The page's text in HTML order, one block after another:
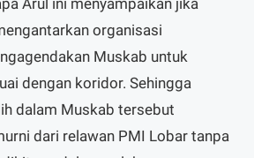
organisasi
Muskab untuk
dengan koridor. Sehingga
dalam Muskab tersebut
dari relawan PMI Lobar tanpa